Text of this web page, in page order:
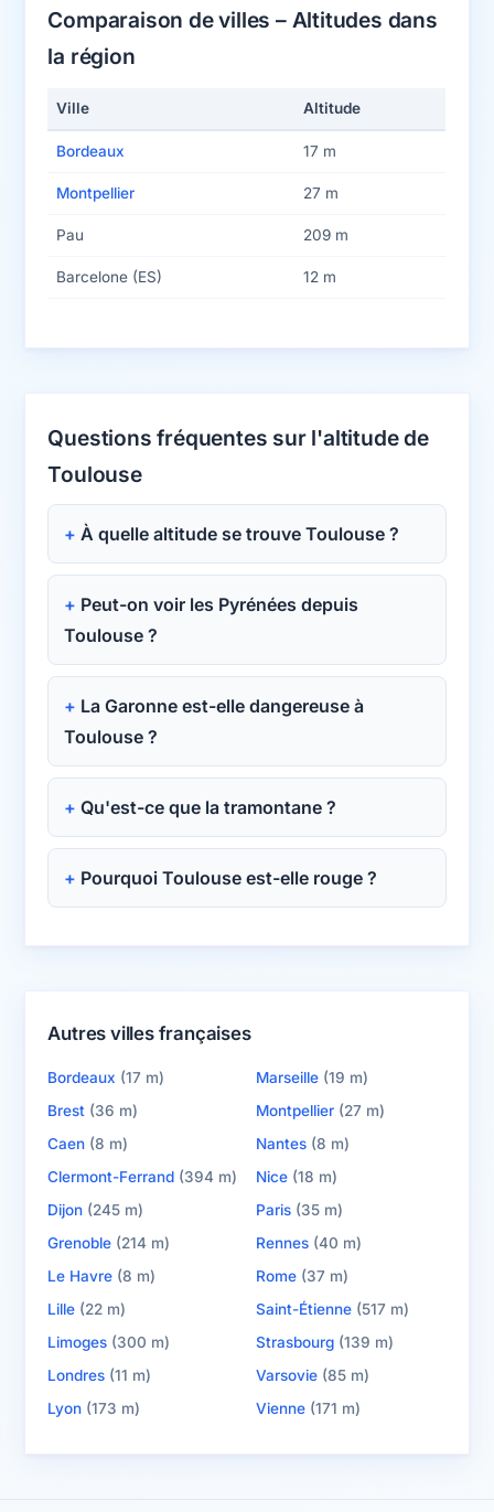
Comparaison de villes – Altitudes dans
la région
Ville Altitude
Bordeaux 17 m
Montpellier 27 m
Pau 209 m
Barcelone (ES) 12 m
Questions fréquentes sur l'altitude de
Toulouse
À quelle altitude se trouve Toulouse ?
Peut-on voir les Pyrénées depuis
Toulouse ?
La Garonne est-elle dangereuse à
Toulouse ?
Qu'est-ce que la tramontane ?
Pourquoi Toulouse est-elle rouge ?
Autres villes françaises
Bordeaux (17 m)
Brest (36 m)
Caen (8 m)
Clermont-Ferrand (394 m)
Dijon (245 m)
Grenoble (214 m)
Le Havre (8 m)
Lille (22 m)
Limoges (300 m)
Londres (11 m)
Lyon (173 m)
Marseille (19 m)
Montpellier (27 m)
Nantes (8 m)
Nice (18 m)
Paris (35 m)
Rennes (40 m)
Rome (37 m)
Saint-Étienne (517 m)
Strasbourg (139 m)
Varsovie (85 m)
Vienne (171 m)